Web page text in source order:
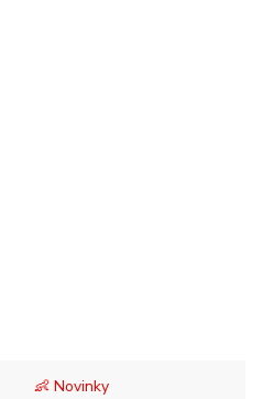
👶 Novinky